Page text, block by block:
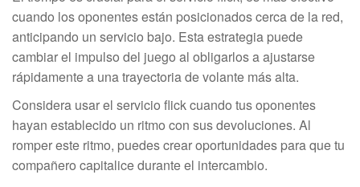
cuando los oponentes están posicionados cerca de la red,
anticipando un servicio bajo. Esta estrategia puede
cambiar el impulso del juego al obligarlos a ajustarse
rápidamente a una trayectoria de volante más alta.
Considera usar el servicio flick cuando tus oponentes
hayan establecido un ritmo con sus devoluciones. Al
romper este ritmo, puedes crear oportunidades para que tu
compañero capitalice durante el intercambio.